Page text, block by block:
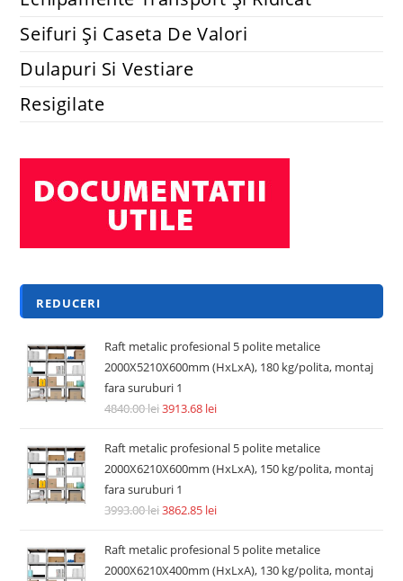
Seifuri Și Caseta De Valori
Dulapuri Si Vestiare
Resigilate
REDUCERI
Raft metalic profesional 5 polite metalice
2000X5210X600mm (HxLxA), 180 kg/polita, montaj
fara suruburi 1
4840.00lei3913.68 lei
Raft metalic profesional 5 polite metalice
2000X6210X600mm (HxLxA), 150 kg/polita, montaj
fara suruburi 1
3993.00lei3862.85 lei
Raft metalic profesional 5 polite metalice
2000X6210X400mm (HxLxA), 130 kg/polita, montaj